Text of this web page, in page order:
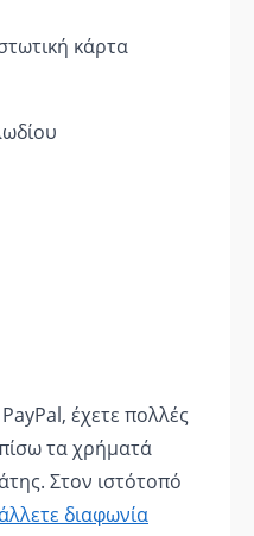
κάρτα
έχετε πολλές
τα χρήματά
Στον ιστότοπό
διαφωνία